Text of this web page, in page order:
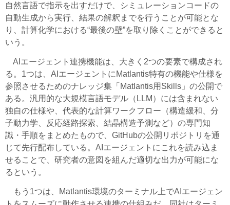
自然言語で指示を出すだけで、シミュレーションコードの
自動生成から実行、結果の解釈までを行うことが可能とな
り、計算化学における“最後の壁”を取り除くことができると
いう。
AIエージェント連携機能は、大きく2つの要素で構成され
る。1つは、AIエージェントにMatlantis特有の機能や仕様を
参照させるためのナレッジ集「Matlantis用Skills」の公開で
ある。汎用的な大規模言語モデル（LLM）には含まれない
独自の仕様や、代表的な計算ワークフロー（構造緩和、分
子動力学、反応経路探索、結晶構造予測など）の専門知
識・手順をまとめたもので、GitHubの公開リポジトリを通
じて先行配布している。AIエージェントにこれを読み込ま
せることで、研究者の意図を組んだ適切な出力が可能にな
るという。
もう1つは、Matlantis環境のターミナル上でAIエージェン